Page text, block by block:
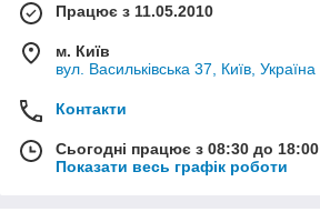
Працює з 11.05.2010
м. Київ
вул. Васильківська 37, Київ, Україна
Контакти
Сьогодні працює з 08:30 до 18:00
Показати весь графік роботи